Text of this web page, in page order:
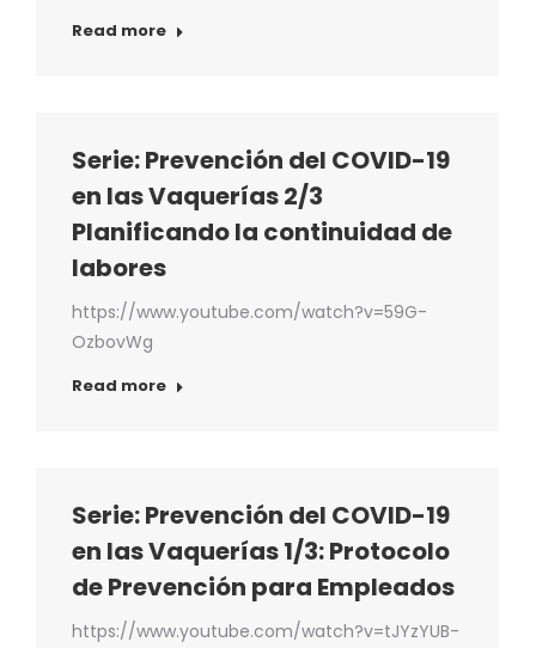
Read more
Serie: Prevención del COVID-19
en las Vaquerías 2/3
Planificando la continuidad de
labores
https://www.youtube.com/watch?v=59G-
OzbovWg
Read more
Serie: Prevención del COVID-19
en las Vaquerías 1/3: Protocolo
de Prevención para Empleados
https://www.youtube.com/watch?v=tJYzYUB-